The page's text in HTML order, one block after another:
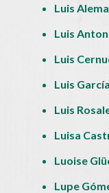
Luis
Luis
Luis
Luis
Luis
Luisa
Luoise
Lupe